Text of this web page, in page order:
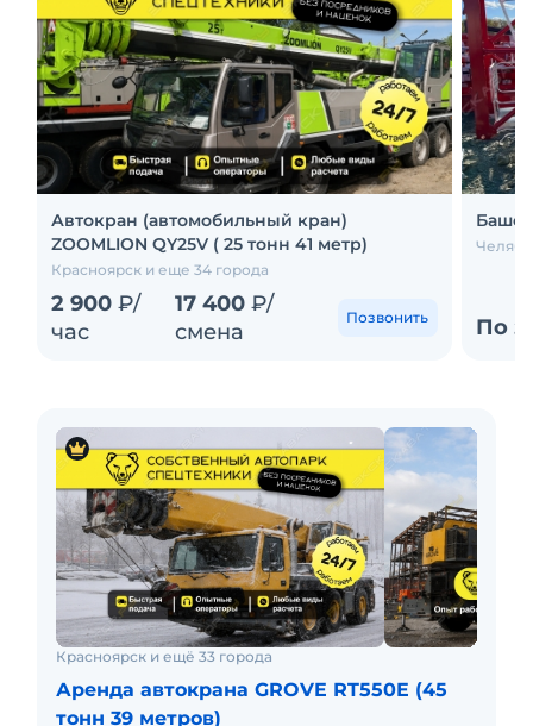
Автокран (автомобильный кран)
ZOOMLION QY25V ( 25 тонн 41 метр)
Красноярск и еще 34 города
2 900 ₽/
час
17 400 ₽/
смена
Позвонить По
Красноярск и ещё 33 города
Аренда автокрана GROVE RT550E (45
тонн 39 метров)